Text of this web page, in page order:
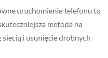
uruchomienie telefonu to
metoda na
siecią i usunięcie drobnych